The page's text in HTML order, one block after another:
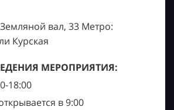
вал, 33 Метро:
Курская
МЕРОПРИЯТИЯ:
18:00
в 9:00